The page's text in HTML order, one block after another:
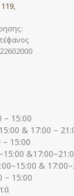
– 15:00
& 17:00 –
– 15:00
&
– 15:00